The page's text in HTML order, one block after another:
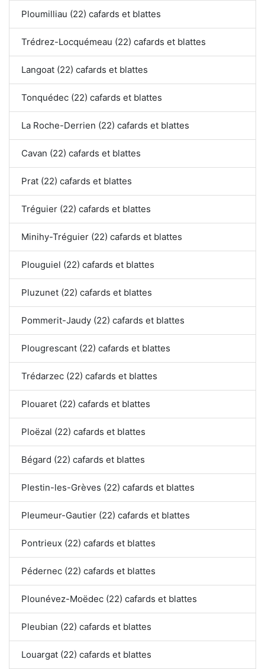
Ploumilliau (22) cafards et blattes
Trédrez-Locquémeau (22) cafards et blattes
Langoat (22) cafards et blattes
Tonquédec (22) cafards et blattes
La Roche-Derrien (22) cafards et blattes
Cavan (22) cafards et blattes
Prat (22) cafards et blattes
Tréguier (22) cafards et blattes
Minihy-Tréguier (22) cafards et blattes
Plouguiel (22) cafards et blattes
Pluzunet (22) cafards et blattes
Pommerit-Jaudy (22) cafards et blattes
Plougrescant (22) cafards et blattes
Trédarzec (22) cafards et blattes
Plouaret (22) cafards et blattes
Ploëzal (22) cafards et blattes
Bégard (22) cafards et blattes
Plestin-les-Grèves (22) cafards et blattes
Pleumeur-Gautier (22) cafards et blattes
Pontrieux (22) cafards et blattes
Pédernec (22) cafards et blattes
Plounévez-Moëdec (22) cafards et blattes
Pleubian (22) cafards et blattes
Louargat (22) cafards et blattes